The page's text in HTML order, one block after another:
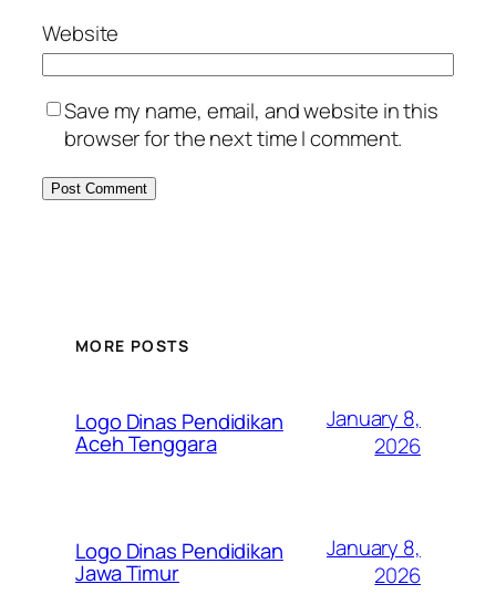
Website
Save my name, email, and website in this
browser for the next time I comment.
MORE POSTS
Logo Dinas Pendidikan
Aceh Tenggara
January 8,
2026
Logo Dinas Pendidikan
Jawa Timur
January 8,
2026